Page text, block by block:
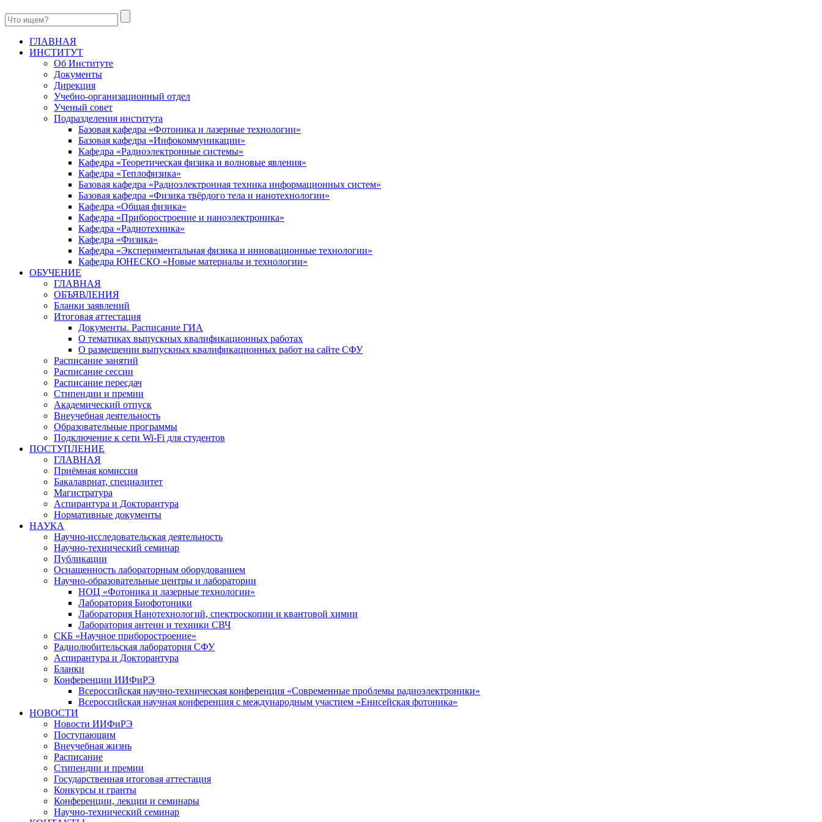
ГЛАВНАЯ
ИНСТИТУТ
Об Институте
Документы
Дирекция
Учебно-организационный отдел
Ученый совет
Подразделения института
Базовая кафедра «Фотоника и лазерные технологии»
Базовая кафедра «Инфокоммуникации»
Кафедра «Радиоэлектронные системы»
Кафедра «Теоретическая физика и волновые явления»
Кафедра «Теплофизика»
Базовая кафедра «Радиоэлектронная техника информационных систем»
Базовая кафедра «Физика твёрдого тела и нанотехнологии»
Кафедра «Общая физика»
Кафедра «Приборостроение и наноэлектроника»
Кафедра «Радиотехника»
Кафедра «Физика»
Кафедра «Экспериментальная физика и инновационные технологии»
Кафедра ЮНЕСКО «Новые материалы и технологии»
ОБУЧЕНИЕ
ГЛАВНАЯ
ОБЪЯВЛЕНИЯ
Бланки заявлений
Итоговая аттестация
Документы. Расписание ГИА
О тематиках выпускных квалификационных работах
О размещении выпускных квалификационных работ на сайте СФУ
Расписание занятий
Расписание сессии
Расписание пересдач
Стипендии и премии
Академический отпуск
Внеучебная деятельность
Образовательные программы
Подключение к сети Wi-Fi для студентов
ПОСТУПЛЕНИЕ
ГЛАВНАЯ
Приёмная комиссия
Бакалавриат, специалитет
Магистратура
Аспирантура и Докторантура
Нормативные документы
НАУКА
Научно-исследовательская деятельность
Научно-технический семинар
Публикации
Оснащенность лабораторным оборудованием
Научно-образовательные центры и лаборатории
НОЦ «Фотоника и лазерные технологии»
Лаборатория Биофотоники
Лаборатория Нанотехнологий, спектроскопии и квантовой химии
Лаборатория антенн и техники СВЧ
СКБ «Научное приборостроение»
Радиолюбительская лаборатория СФУ
Аспирантура и Докторантура
Бланки
Конференции ИИФиРЭ
Всероссийская научно-техническая конференция «Современные проблемы радиоэлектроники»
Всероссийская научная конференция с международным участием «Енисейская фотоника»
НОВОСТИ
Новости ИИФиРЭ
Поступающим
Внеучебная жизнь
Расписание
Стипендии и премии
Государственная итоговая аттестация
Конкурсы и гранты
Конференции, лекции и семинары
Научно-технический семинар